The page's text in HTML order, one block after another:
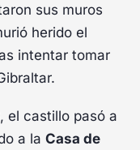
sus muros
herido el
intentar tomar
, el castillo pasó a
a la Casa de